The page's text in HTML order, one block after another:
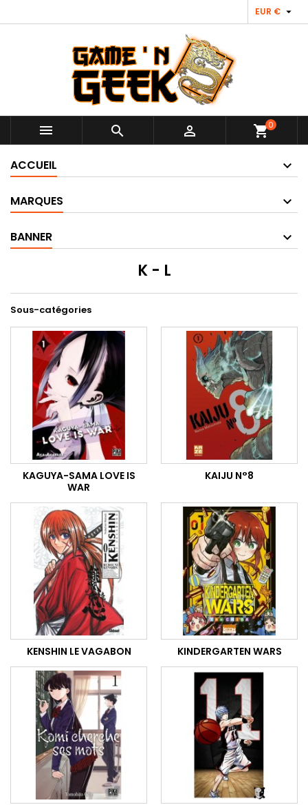
EUR € 
   shopping_cart0
ACCUEIL
MARQUES
BANNER
K - L
Sous-catégories
KAGUYA-SAMA LOVE IS
WAR
KAIJU N°8
KENSHIN LE VAGABON KINDERGARTEN WARS